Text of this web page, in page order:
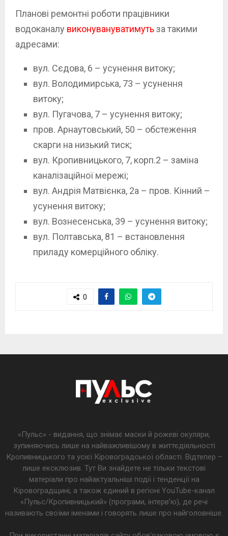
Планові ремонтні роботи працівники
водоканалу виконувануватимутьза такими
адресами:
вул. Сєдова, 6 – усунення витоку;
вул. Володимирська, 73 – усунення
витоку;
вул. Пугачова, 7 – усунення витоку;
пров. Арнаутовський, 50 – обстеження
скарги на низький тиск;
вул. Кропивницького, 7, корп.2 – заміна
каналізаційної мережі;
вул. Андрія Матвієнка, 2а – пров. Кінний –
усунення витоку;
вул. Вознесенська, 39 – усунення витоку;
вул. Полтавська, 81 – встановлення
приладу комерційного обліку.
0
«Пульс» - видання, що знімає маски й рожеві окуляри,
зупиняючись лише на найважливішому в життєдіяльності
Кропивницького та усієї Кіровоградської області. Відтепер –
лише ексклюзив. Тут Ви знайдете не тільки текстові
матеріали про найактуальніші події і тенденції на
Кіровоградщині, а також єдиний в регіоні YouTube-канал
«Пульс/Кропивницький» (програми, інтерв’ю), де речі
називають своїми іменами і говорять лише про найголовніше.